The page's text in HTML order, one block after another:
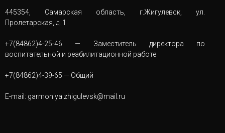
445354, Самарская область, г.Жигулевск, ул.
Пролетарская, д. 1
+7(84862)4-25-46 — Заместитель директора по
воспитательной и реабилитационной работе
+7(84862)4-39-65 — Общий
E-mail: garmoniya.zhigulevsk@mail.ru